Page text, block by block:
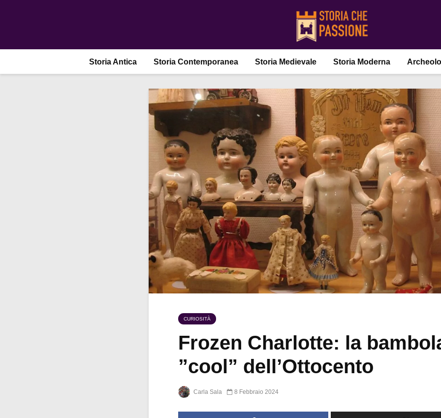
Storia Antica Storia Contemporanea Storia Medievale Storia Moderna
CURIOSITÀ
Frozen Charlotte: la
”cool” dell’Ottocento
Carla Sala 8 Febbraio 2024